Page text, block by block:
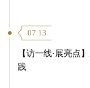
07.13
【访一线·展亮点
践